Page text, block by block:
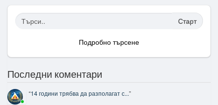
Старт
Подробно търсене
Последни коментари
“14 години трябва да разполагат с...”